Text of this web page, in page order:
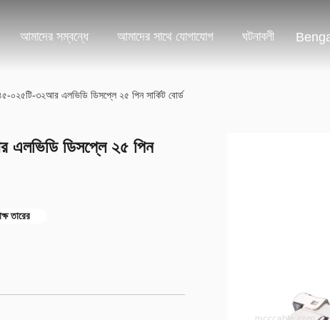
আমাদের সম্বন্ধে আমাদের সাথে যোগাযোগ ঘটনাবলী
০২৫টি-৩২আর এলভিডি ডিসপ্লে ২৫ পিন সার্কিট বোর্ড
এলভিডি ডিসপ্লে ২৫ পিন
তারের